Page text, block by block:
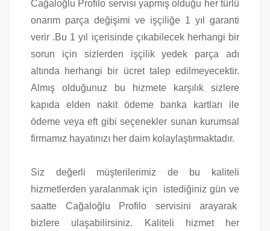
Cağaloğlu Profilo servisi yapmış olduğu her türlü
onarım parça değişimi ve işçiliğe 1 yıl garanti
verir .Bu 1 yıl içerisinde çıkabilecek herhangi bir
sorun için sizlerden işçilik yedek parça adı
altında herhangi bir ücret talep edilmeyecektir.
Almış olduğunuz bu hizmete karşılık sizlere
kapıda elden nakit ödeme banka kartları ile
ödeme veya eft gibi seçenekler sunan kurumsal
firmamız hayatınızı her daim kolaylaştırmaktadır.
Siz değerli müşterilerimiz de bu kaliteli
hizmetlerden yaralanmak için istediğiniz gün ve
saatte Cağaloğlu Profilo servisini arayarak
bizlere ulaşabilirsiniz. Kaliteli hizmet her